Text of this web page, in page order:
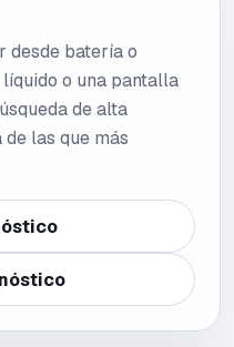
desde batería o
o una pantalla
de alta
las que más